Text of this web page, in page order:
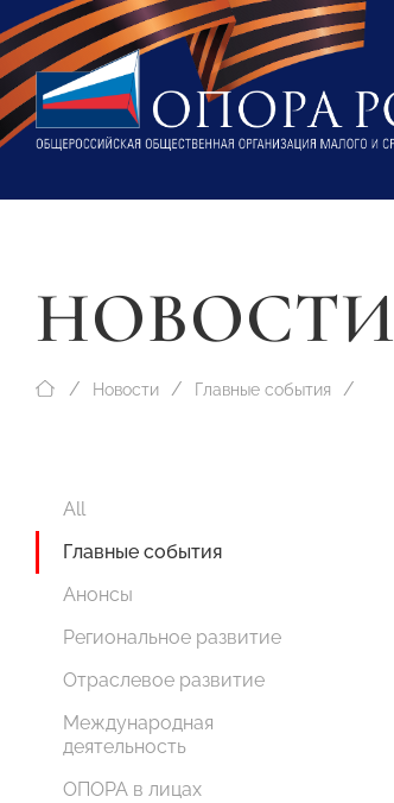
НОВОСТИ
Новости Главные события
All
Главные события
Анонсы
Региональное развитие
Отраслевое развитие
Международная
деятельность
ОПОРА в лицах